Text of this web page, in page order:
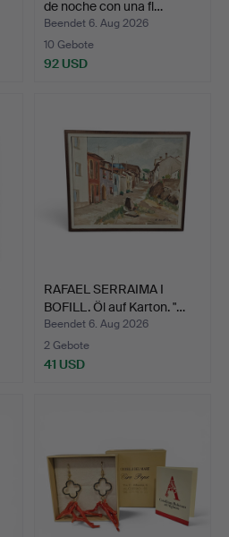
de noche con una fl…
Beendet 6. Aug 2026
10 Gebote
92 USD
RAFAEL SERRAIMA I
BOFILL. Öl auf Karton. "…
Beendet 6. Aug 2026
2 Gebote
41 USD